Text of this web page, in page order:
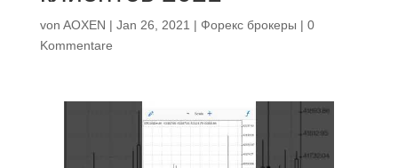
von AOXEN | Jan 26, 2021 | Форекс брокеры | 0
Kommentare